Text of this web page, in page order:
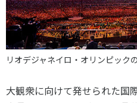
障害者スポーツ
スポーツによるまちづくり
スポーツ・ガバナンス
スポーツボランティア
スポーツ政策・予算
リオデジャネイロ・オリンピック
大観衆に向けて発せられた国